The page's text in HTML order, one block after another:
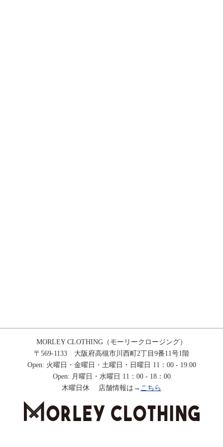
MORLEY CLOTHING（モーリークロージング）
〒569-1133 大阪府高槻市川西町2丁目9番11号1階
Open: 火曜日・金曜日・土曜日・日曜日 11：00 - 19:00
Open: 月曜日・水曜日 11：00 - 18：00
木曜日休 店舗情報は→ こちら